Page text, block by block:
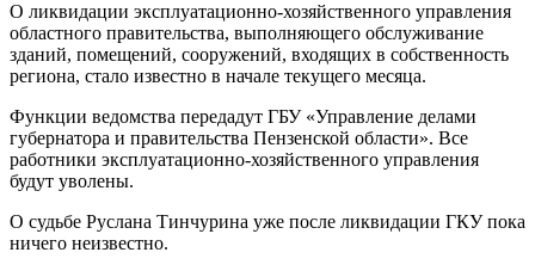
О ликвидации эксплуатационно-хозяйственного управления
областного правительства, выполняющего обслуживание
зданий, помещений, сооружений, входящих в собственность
региона, стало известно в начале текущего месяца.
Функции ведомства передадут ГБУ «Управление делами
губернатора и правительства Пензенской области». Все
работники эксплуатационно-хозяйственного управления
будут уволены.
О судьбе Руслана Тинчурина уже после ликвидации ГКУ пока
ничего неизвестно.